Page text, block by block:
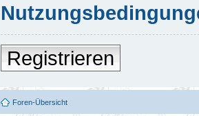
Registrieren
Foren-Übersicht